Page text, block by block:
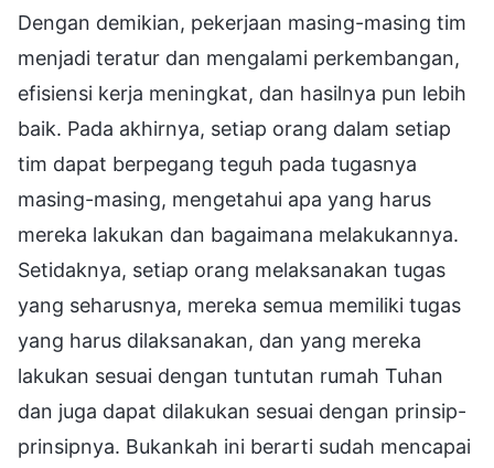
Dengan demikian, pekerjaan masing-masing tim
menjadi teratur dan mengalami perkembangan,
efisiensi kerja meningkat, dan hasilnya pun lebih
baik. Pada akhirnya, setiap orang dalam setiap
tim dapat berpegang teguh pada tugasnya
masing-masing, mengetahui apa yang harus
mereka lakukan dan bagaimana melakukannya.
Setidaknya, setiap orang melaksanakan tugas
yang seharusnya, mereka semua memiliki tugas
yang harus dilaksanakan, dan yang mereka
lakukan sesuai dengan tuntutan rumah Tuhan
dan juga dapat dilakukan sesuai dengan prinsip-
prinsipnya. Bukankah ini berarti sudah mencapai